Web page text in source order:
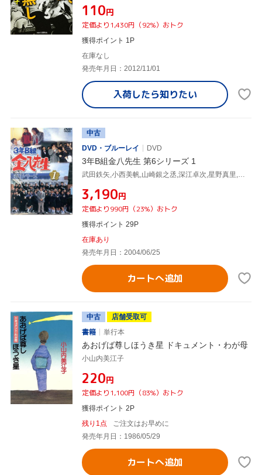
¥110円
定価より1,430円（92%）おトク
獲得ポイント 1P
在庫なし
発売年月日：2012/11/01
入荷したら知りたい
中古
DVD・ブルーレイ
DVD
3年B組金八先生 第6シリーズ 1
¥3,190円
定価より990円（23%）おトク
獲得ポイント 29P
在庫あり
発売年月日：2004/06/25
カートへ追加
中古
店舗受取可
書籍
単行本
あおげば尊しほうき星 ドキュメント・わが母
小山内美江子
¥220円
定価より1,100円（83%）おトク
獲得ポイント 2P
残り1点
ご注文はお早めに
発売年月日：1986/05/29
カートへ追加